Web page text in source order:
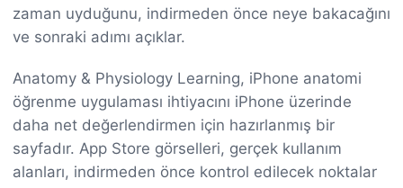
zaman uyduğunu, indirmeden önce neye bakacağını
ve sonraki adımı açıklar.
Anatomy & Physiology Learning, iPhone anatomi
öğrenme uygulaması ihtiyacını iPhone üzerinde
daha net değerlendirmen için hazırlanmış bir
sayfadır. App Store görselleri, gerçek kullanım
alanları, indirmeden önce kontrol edilecek noktalar